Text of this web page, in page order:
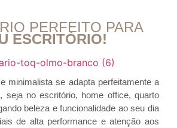
PERFEITO PARA
ESCRITÓRIO!
minimalista se adapta perfeitamente a
seja no escritório, home office, quarto
beleza e funcionalidade ao seu dia
de alta performance e atenção aos